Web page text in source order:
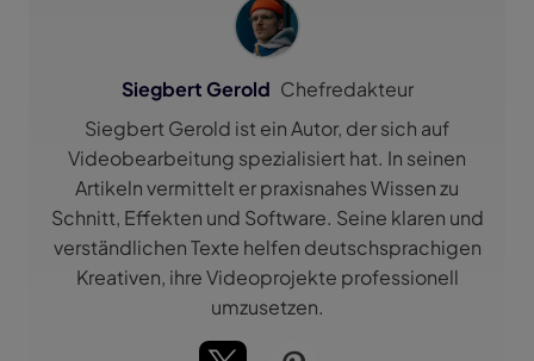
Siegbert Gerold Chefredakteur
Siegbert Gerold ist ein Autor, der sich auf
Videobearbeitung spezialisiert hat. In seinen
Artikeln vermittelt er praxisnahes Wissen zu
Schnitt, Effekten und Software. Seine klaren und
verständlichen Texte helfen deutschsprachigen
Kreativen, ihre Videoprojekte professionell
umzusetzen.